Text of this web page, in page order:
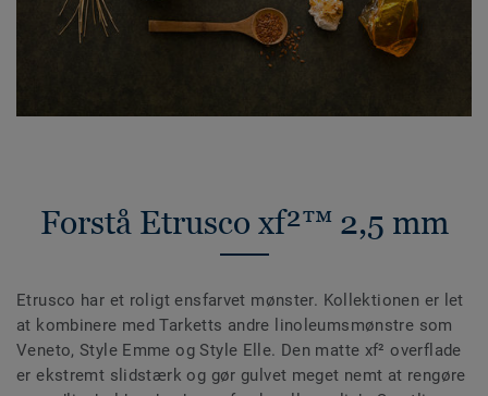
Forstå Etrusco xf²™ 2,5 mm
Etrusco har et roligt ensfarvet mønster. Kollektionen er let
at kombinere med Tarketts andre linoleumsmønstre som
Veneto, Style Emme og Style Elle. Den matte xf² overflade
er ekstremt slidstærk og gør gulvet meget nemt at rengøre